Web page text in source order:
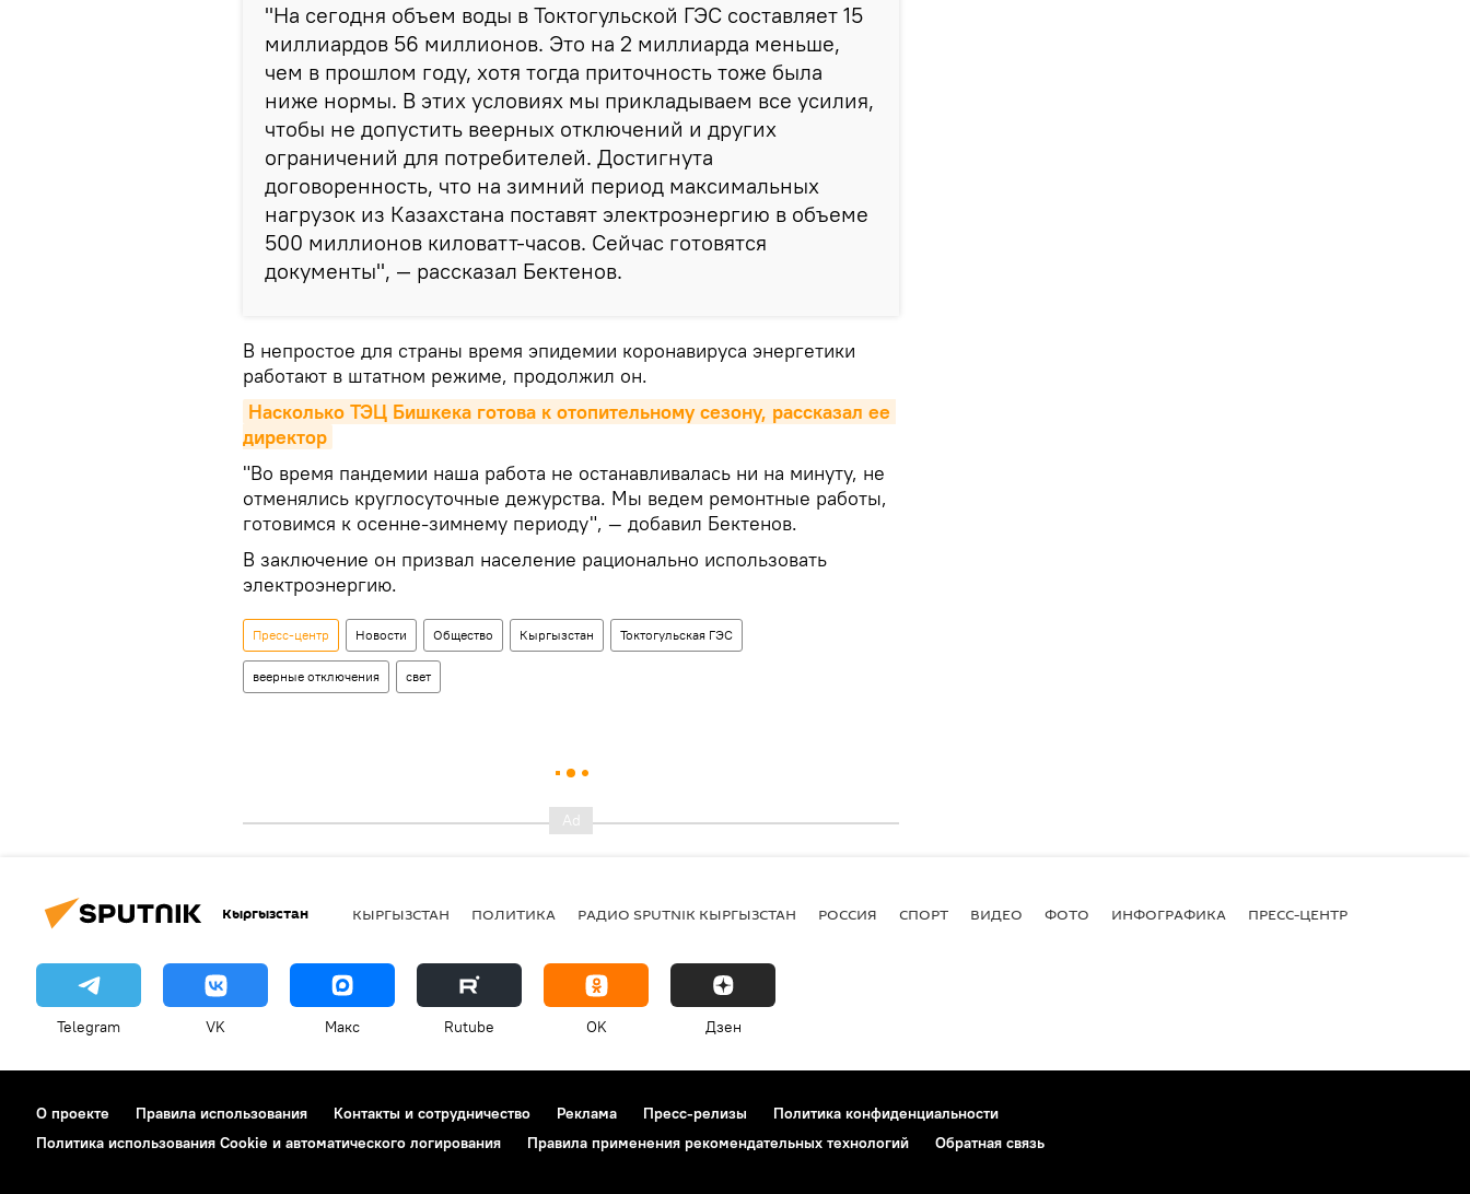
"На сегодня объем воды в Токтогульской ГЭС составляет 15
миллиардов 56 миллионов. Это на 2 миллиарда меньше,
чем в прошлом году, хотя тогда приточность тоже была
ниже нормы. В этих условиях мы прикладываем все усилия,
чтобы не допустить веерных отключений и других
ограничений для потребителей. Достигнута
договоренность, что на зимний период максимальных
нагрузок из Казахстана поставят электроэнергию в объеме
500 миллионов киловатт-часов. Сейчас готовятся
документы", — рассказал Бектенов.
В непростое для страны время эпидемии коронавируса энергетики
работают в штатном режиме, продолжил он.
Насколько ТЭЦ Бишкека готова к отопительному сезону, рассказал ее
директор
"Во время пандемии наша работа не останавливалась ни на минуту, не
отменялись круглосуточные дежурства. Мы ведем ремонтные работы,
готовимся к осенне-зимнему периоду", — добавил Бектенов.
В заключение он призвал население рационально использовать
электроэнергию.
Пресс-центр Новости Общество Кыргызстан Токтогульская ГЭС
веерные отключения свет
Кыргызстан КЫРГЫЗСТАН ПОЛИТИКА РАДИО SPUTNIK КЫРГЫЗСТАН РОССИЯ СПОРТ ВИДЕО ФОТО ИНФОГРАФИКА ПРЕСС-ЦЕНТР
Telegram VK Макс Rutube OK Дзен
О проекте Правила использования Контакты и сотрудничество Реклама Пресс-релизы
Политика конфиденциальности
Политика использования Cookie и автоматического логирования
Правила применения рекомендательных технологий Обратная связь